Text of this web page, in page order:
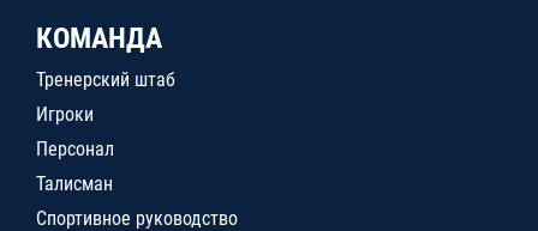
КОМАНДА
Тренерский штаб
Игроки
Персонал
Талисман
Спортивное руководство